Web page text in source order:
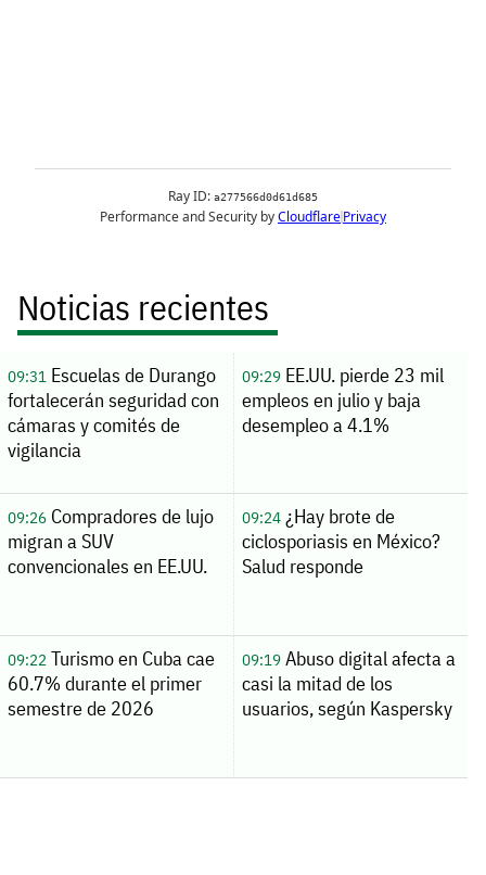
Noticias recientes
09:31 Escuelas de Durango
fortalecerán seguridad con
cámaras y comités de
vigilancia
09:29EE.UU. pierde 23 mil
empleos en julio y baja
desempleo a 4.1%
09:26Compradores de lujo
migran a SUV
convencionales en EE.UU.
09:24¿Hay brote de
ciclosporiasis en México?
Salud responde
09:22Turismo en Cuba cae
60.7% durante el primer
semestre de 2026
09:19Abuso digital afecta a
casi la mitad de los
usuarios, según Kaspersky